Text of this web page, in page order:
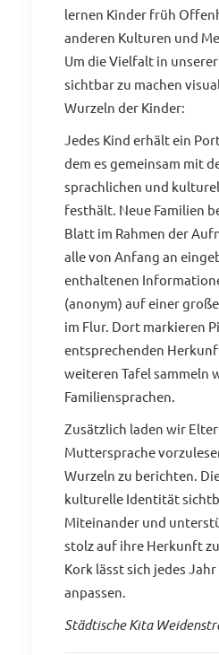
lernen Kinder früh
anderen Kulturen und
Um die Vielfalt in
sichtbar zu machen
Wurzeln der Kinder:
Jedes Kind erhält ein
dem es gemeinsam mit
sprachlichen und
festhält. Neue Familien
Blatt im Rahmen der
alle von Anfang an
enthaltenen
(anonym) auf einer
im Flur. Dort markieren
entsprechenden
weiteren Tafel sammeln
Familiensprachen.
Zusätzlich laden wir
Muttersprache
Wurzeln zu berichten.
kulturelle Identität
Miteinander und
stolz auf ihre Herkunft
Kork lässt sich jedes
anpassen.
Städtische Kita